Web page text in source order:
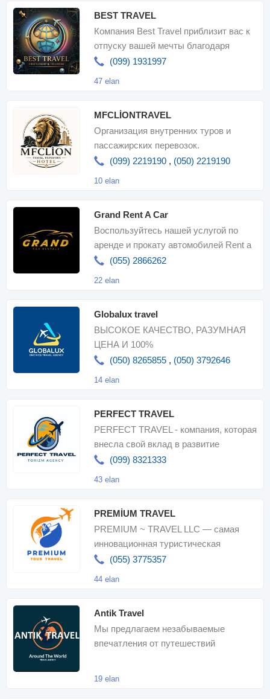
BEST TRAVEL
Компания Best Travel приблизит вас к
отпуску вашей мечты благодаря
доступным ценам, надежному сервис
(099) 1931997
47 elan
MFCLİONTRAVEL
Организация внутренних туров и
пассажирских перевозок.
Бронирование отелей, авиабилетов
(099) 2219190 , (050) 2219190
10 elan
Grand Rent A Car
Воспользуйтесь нашей услугой по
аренде и прокату автомобилей Rent a
Car в Баку: самые дешевые цены н
(055) 2866262
22 elan
Globalux travel
ВЫСОКОЕ КАЧЕСТВО, РАЗУМНАЯ
ЦЕНА И 100%
УДОВЛЕТВОРЕННОСТЬ КЛИЕНТОВ!
(050) 8265855 , (050) 3792646
14 elan
PERFECT TRAVEL
PERFECT TRAVEL - компания, которая
внесла свой вклад в развитие
национального туризма и известна
(099) 8321333
43 elan
PREMİUM TRAVEL
PREMIUM ~ TRAVEL LLC — самая
инновационная туристическая
компания, которая предоставляет вам
(055) 3775357
44 elan
Antik Travel
Мы предлагаем незабываемые
впечатления от путешествий
19 elan